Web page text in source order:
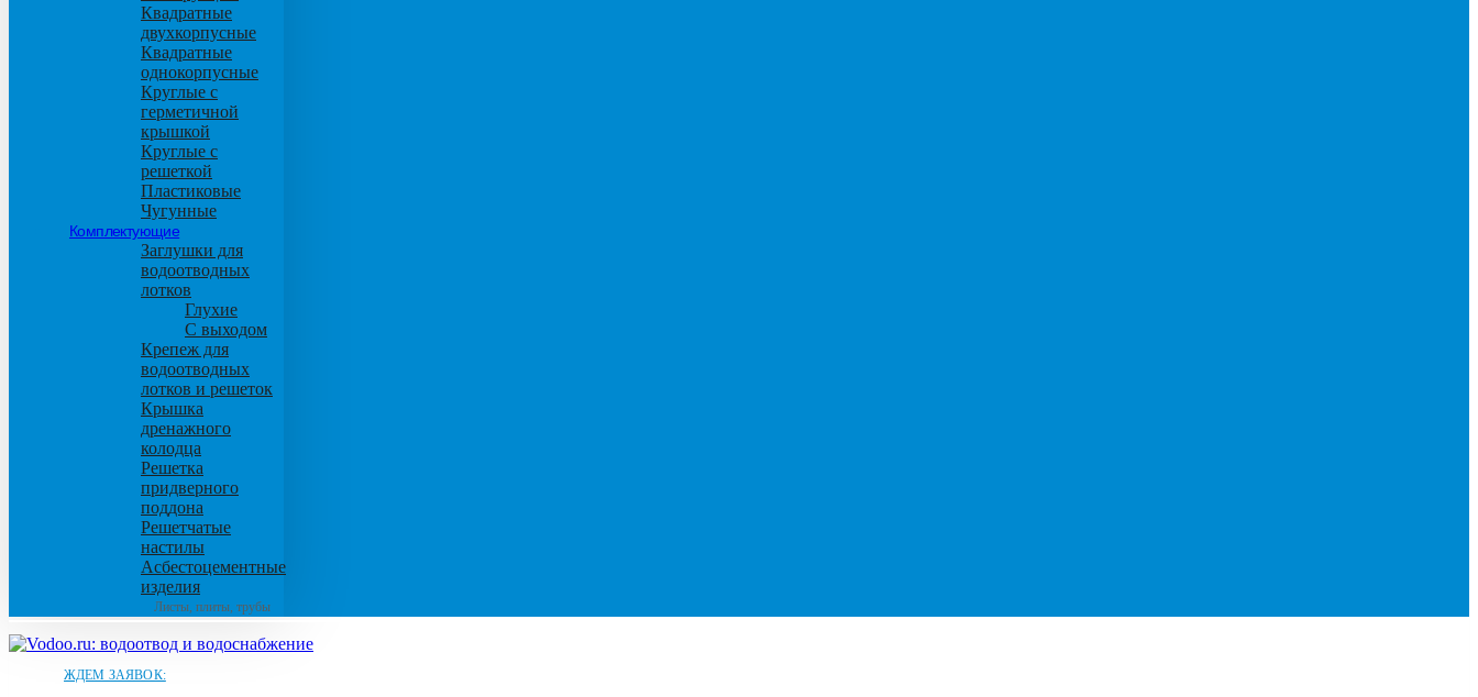
Квадратные
двухкорпусные
Квадратные
однокорпусные
Круглые с
герметичной
крышкой
Круглые с
решеткой
Пластиковые
Чугунные
Комплектующие
Заглушки для
водоотводных
лотков
Глухие
С выходом
Крепеж для
водоотводных
лотков и решеток
Крышка
дренажного
колодца
Решетка
придверного
поддона
Решетчатые
настилы
Асбестоцементные
изделия
Листы, плиты, трубы
ЖДЕМ ЗАЯВОК: